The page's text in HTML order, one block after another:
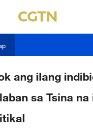
ang ilang
sa Tsina